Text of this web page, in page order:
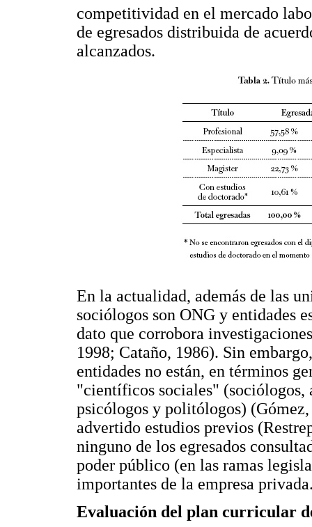
competitividad en el mercado
de egresados distribuida de
alcanzados.
En la actualidad, además de las
sociólogos son ONG y entidades
dato que corrobora
1998; Cataño, 1986). Sin
entidades no están, en términos
"científicos sociales" (sociólogos,
psicólogos y politólogos)
advertido estudios previos
ninguno de los egresados
poder público (en las ramas
importantes de la empresa
Evaluación del plan curricular